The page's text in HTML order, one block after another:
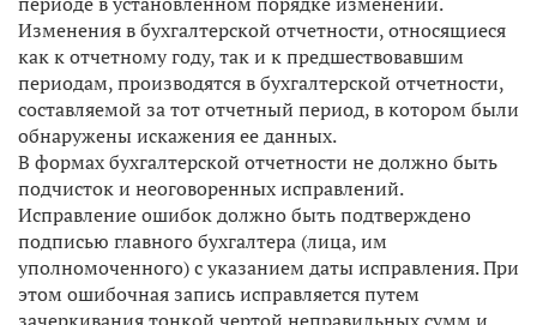
Изменения в бухгалтерской отчетности, относящиеся
как к отчетному году, так и к предшествовавшим
периодам, производятся в бухгалтерской отчетности,
составляемой за тот отчетный период, в котором были
обнаружены искажения ее данных.
В формах бухгалтерской отчетности не должно быть
подчисток и неоговоренных исправлений.
Исправление ошибок должно быть подтверждено
подписью главного бухгалтера (лица, им
уполномоченного) с указанием даты исправления. При
этом ошибочная запись исправляется путем
зачеркивания тонкой чертой неправильных сумм и